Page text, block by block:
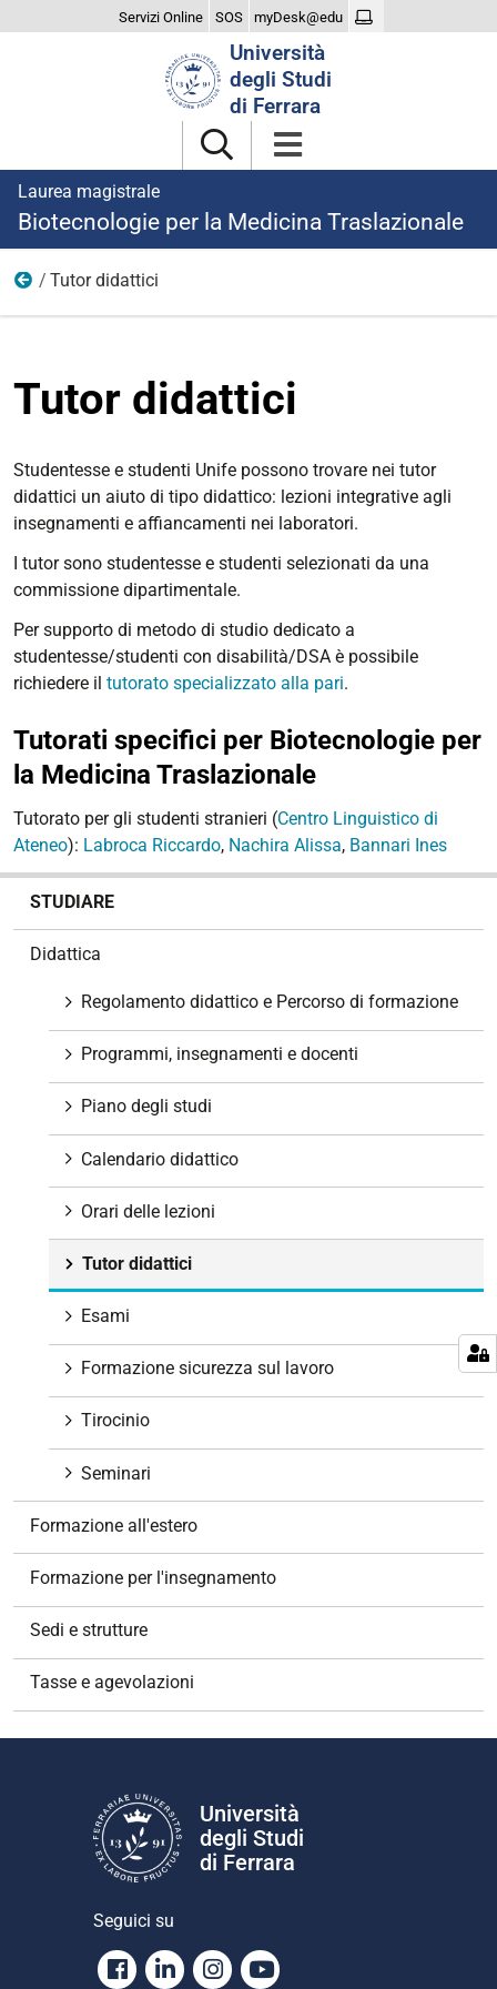
Servizi Online SOS myDesk@edu
Università
degli Studi
di Ferrara
Laurea magistrale
Biotecnologie per la Medicina Traslazionale
Didattica
Tutor didattici
Tutor didattici
Studentesse e studenti Unife possono trovare nei tutor
didattici un aiuto di tipo didattico: lezioni integrative agli
insegnamenti e affiancamenti nei laboratori.
I tutor sono studentesse e studenti selezionati da una
commissione dipartimentale.
Per supporto di metodo di studio dedicato a
studentesse/studenti con disabilità/DSA è possibile
richiedere il tutorato specializzato alla pari.
Tutorati specifici per Biotecnologie per
la Medicina Traslazionale
Tutorato per gli studenti stranieri (Centro Linguistico di
Ateneo): Labroca Riccardo, Nachira Alissa, Bannari Ines
STUDIARE
Didattica
Regolamento didattico e Percorso di formazione
Programmi, insegnamenti e docenti
Piano degli studi
Calendario didattico
Orari delle lezioni
Tutor didattici
Esami
Formazione sicurezza sul lavoro
Tirocinio
Seminari
Formazione all'estero
Formazione per l'insegnamento
Sedi e strutture
Tasse e agevolazioni
Università
degli Studi
di Ferrara
Seguici su
Facebook
LinkedinInstagram
Youtube